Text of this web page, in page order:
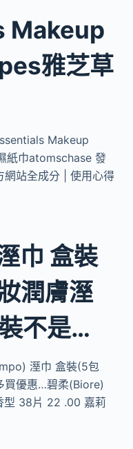
Makeup
雅芝草
Makeup
紙巾atomschase 發
站全成分 | 使用心得
巾 盒裝
潤膚溼
不是…
溼巾 盒裝(5包
買優惠…碧柔(Biore)
型 38片 22 .00 嘉莉